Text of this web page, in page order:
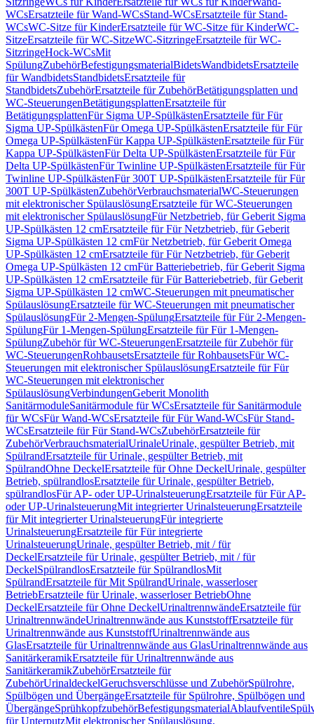
WCsErsatzteile für Wand-WCsStand-WCsErsatzteile für Stand-
WCsWC-Sitze für KinderErsatzteile für WC-Sitze für KinderWC-
SitzeErsatzteile für WC-SitzeWC-SitzringeErsatzteile für WC-
SitzringeHock-WCsMit
SpülungZubehörBefestigungsmaterialBidetsWandbidetsErsatzteile
für WandbidetsStandbidetsErsatzteile für
StandbidetsZubehörErsatzteile für ZubehörBetätigungsplatten und
WC-SteuerungenBetätigungsplattenErsatzteile für
BetätigungsplattenFür Sigma UP-SpülkästenErsatzteile für Für
Sigma UP-SpülkästenFür Omega UP-SpülkästenErsatzteile für Für
Omega UP-SpülkästenFür Kappa UP-SpülkästenErsatzteile für Für
Kappa UP-SpülkästenFür Delta UP-SpülkästenErsatzteile für Für
Delta UP-SpülkästenFür Twinline UP-SpülkästenErsatzteile für Für
Twinline UP-SpülkästenFür 300T UP-SpülkästenErsatzteile für Für
300T UP-SpülkästenZubehörVerbrauchsmaterialWC-Steuerungen
mit elektronischer SpülauslösungErsatzteile für WC-Steuerungen
mit elektronischer SpülauslösungFür Netzbetrieb, für Geberit Sigma
UP-Spülkästen 12 cmErsatzteile für Für Netzbetrieb, für Geberit
Sigma UP-Spülkästen 12 cmFür Netzbetrieb, für Geberit Omega
UP-Spülkästen 12 cmErsatzteile für Für Netzbetrieb, für Geberit
Omega UP-Spülkästen 12 cmFür Batteriebetrieb, für Geberit Sigma
UP-Spülkästen 12 cmErsatzteile für Für Batteriebetrieb, für Geberit
Sigma UP-Spülkästen 12 cmWC-Steuerungen mit pneumatischer
SpülauslösungErsatzteile für WC-Steuerungen mit pneumatischer
SpülauslösungFür 2-Mengen-SpülungErsatzteile für Für 2-Mengen-
SpülungFür 1-Mengen-SpülungErsatzteile für Für 1-Mengen-
SpülungZubehör für WC-SteuerungenErsatzteile für Zubehör für
WC-SteuerungenRohbausetsErsatzteile für RohbausetsFür WC-
Steuerungen mit elektronischer SpülauslösungErsatzteile für Für
WC-Steuerungen mit elektronischer
SpülauslösungVerbindungenGeberit Monolith
SanitärmoduleSanitärmodule für WCsErsatzteile für Sanitärmodule
für WCsFür Wand-WCsErsatzteile für Für Wand-WCsFür Stand-
WCsErsatzteile für Für Stand-WCsZubehörErsatzteile für
ZubehörVerbrauchsmaterialUrinaleUrinale, gespülter Betrieb, mit
SpülrandErsatzteile für Urinale, gespülter Betrieb, mit
SpülrandOhne DeckelErsatzteile für Ohne DeckelUrinale, gespülter
Betrieb, spülrandlosErsatzteile für Urinale, gespülter Betrieb,
spülrandlosFür AP- oder UP-UrinalsteuerungErsatzteile für Für AP-
oder UP-UrinalsteuerungMit integrierter UrinalsteuerungErsatzteile
für Mit integrierter UrinalsteuerungFür integrierte
UrinalsteuerungErsatzteile für Für integrierte
UrinalsteuerungUrinale, gespülter Betrieb, mit / für
DeckelErsatzteile für Urinale, gespülter Betrieb, mit / für
DeckelSpülrandlosErsatzteile für SpülrandlosMit
SpülrandErsatzteile für Mit SpülrandUrinale, wasserloser
BetriebErsatzteile für Urinale, wasserloser BetriebOhne
DeckelErsatzteile für Ohne DeckelUrinaltrennwändeErsatzteile für
UrinaltrennwändeUrinaltrennwände aus KunststoffErsatzteile für
Urinaltrennwände aus KunststoffUrinaltrennwände aus
GlasErsatzteile für Urinaltrennwände aus GlasUrinaltrennwände aus
SanitärkeramikErsatzteile für Urinaltrennwände aus
SanitärkeramikZubehörErsatzteile für
ZubehörUrinaldeckelGeruchsverschlüsse und ZubehörSpülrohre,
Spülbögen und ÜbergängeErsatzteile für Spülrohre, Spülbögen und
ÜbergängeSprühkopfzubehörBefestigungsmaterialAblaufventile
für UnterputzMit elektronischer Spülauslösung,